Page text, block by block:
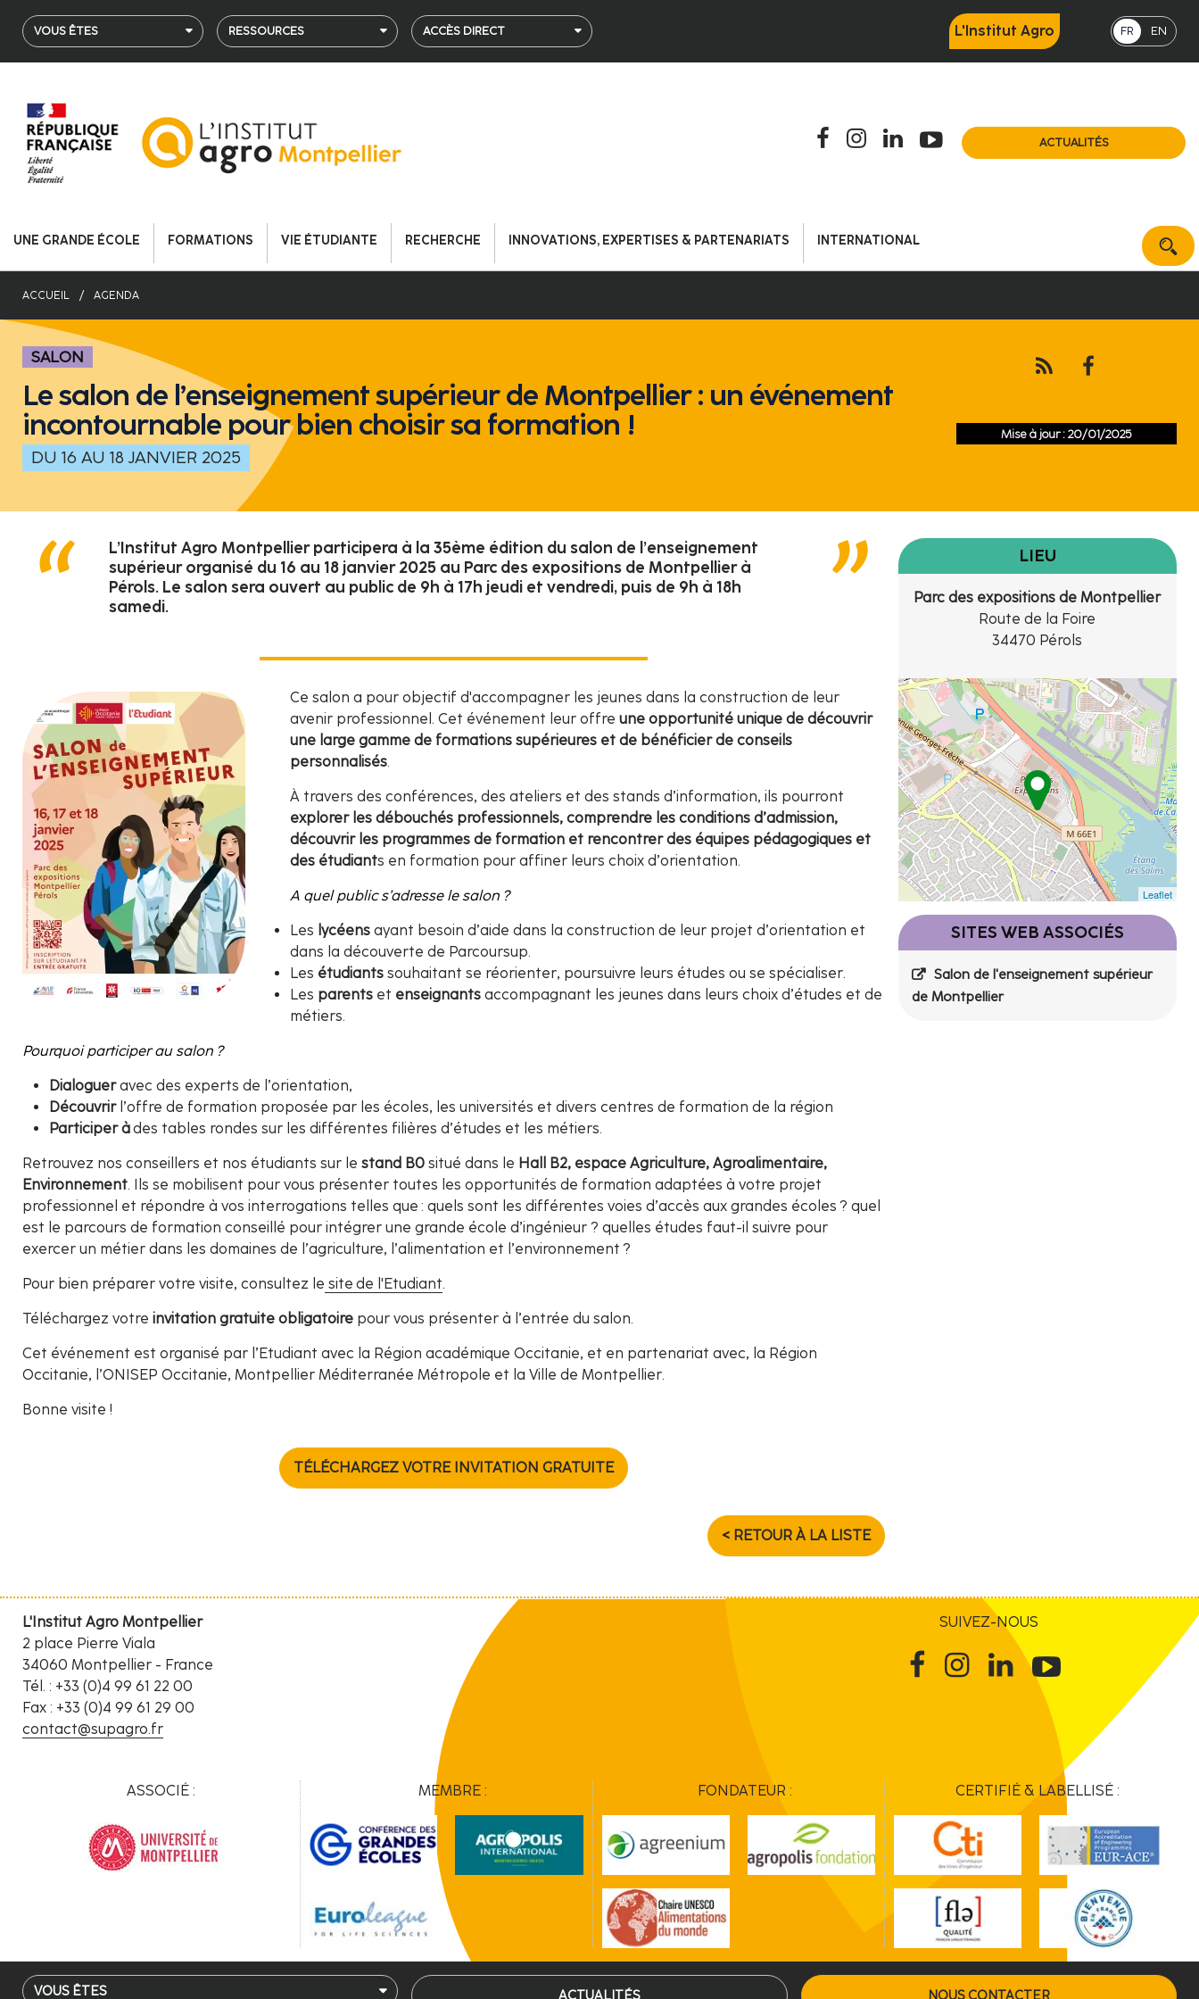
contenu
VOUS ÊTES RESSOURCES ACCÈS DIRECT L'Institut Agro FR EN
ACTUALITÉS
UNE GRANDE ÉCOLE FORMATIONS VIE ÉTUDIANTE RECHERCHE INNOVATIONS, EXPERTISES & PARTENARIATS INTERNATIONAL
ACCUEIL AGENDA
SALON
Le salon de l’enseignement supérieur de Montpellier : un événement
incontournable pour bien choisir sa formation !
DU 16 AU 18 JANVIER 2025
Mise à jour : 20/01/2025
L’Institut Agro Montpellier participera à la 35ème édition du salon de l’enseignement
supérieur organisé du 16 au 18 janvier 2025 au Parc des expositions de Montpellier à
Pérols. Le salon sera ouvert au public de 9h à 17h jeudi et vendredi, puis de 9h à 18h
samedi.
Ce salon a pour objectif d'accompagner les jeunes dans la construction de leur
avenir professionnel. Cet événement leur offre une opportunité unique de découvrir
une large gamme de formations supérieures et de bénéficier de conseils
personnalisés.
À travers des conférences, des ateliers et des stands d’information, ils pourront
explorer les débouchés professionnels, comprendre les conditions d’admission,
découvrir les programmes de formation et rencontrer des équipes pédagogiques et
des étudiants en formation pour affiner leurs choix d’orientation.
A quel public s’adresse le salon ?
Les lycéens ayant besoin d’aide dans la construction de leur projet d’orientation et
dans la découverte de Parcoursup.
Les étudiants souhaitant se réorienter, poursuivre leurs études ou se spécialiser.
Les parents et enseignants accompagnant les jeunes dans leurs choix d’études et de
métiers.
Pourquoi participer au salon ?
Dialogueravec des experts de l’orientation,
Découvrirl’offre de formation proposée par les écoles, les universités et divers centres de formation de la région
Participer àdes tables rondes sur les différentes filières d’études et les métiers.
Retrouvez nos conseillers et nos étudiants sur le stand B0 situé dans le Hall B2, espace Agriculture, Agroalimentaire,
Environnement. Ils se mobilisent pour vous présenter toutes les opportunités de formation adaptées à votre projet
professionnel et répondre à vos interrogations telles que : quels sont les différentes voies d’accès aux grandes écoles ? quel
est le parcours de formation conseillé pour intégrer une grande école d’ingénieur ? quelles études faut-il suivre pour
exercer un métier dans les domaines de l’agriculture, l’alimentation et l’environnement ?
Pour bien préparer votre visite, consultez le site de l'Etudiant.
Téléchargez votre invitation gratuite obligatoire pour vous présenter à l’entrée du salon.
Cet événement est organisé par l’Etudiant avec la Région académique Occitanie, et en partenariat avec, la Région
Occitanie, l’ONISEP Occitanie, Montpellier Méditerranée Métropole et la Ville de Montpellier.
Bonne visite !
TÉLÉCHARGEZ VOTRE INVITATION GRATUITE
< RETOUR À LA LISTE
LIEU
Parc des expositions de Montpellier
Route de la Foire
34470 Pérols
Leaflet
SITES WEB ASSOCIÉS
Salon de l'enseignement supérieur
de Montpellier
L'Institut Agro Montpellier
2 place Pierre Viala
34060 Montpellier - France
Tél. : +33 (0)4 99 61 22 00
Fax : +33 (0)4 99 61 29 00
contact@supagro.fr
SUIVEZ-NOUS
ASSOCIÉ : MEMBRE : FONDATEUR : CERTIFIÉ & LABELLISÉ :
VOUS ÊTES ACTUALITÉS NOUS CONTACTER